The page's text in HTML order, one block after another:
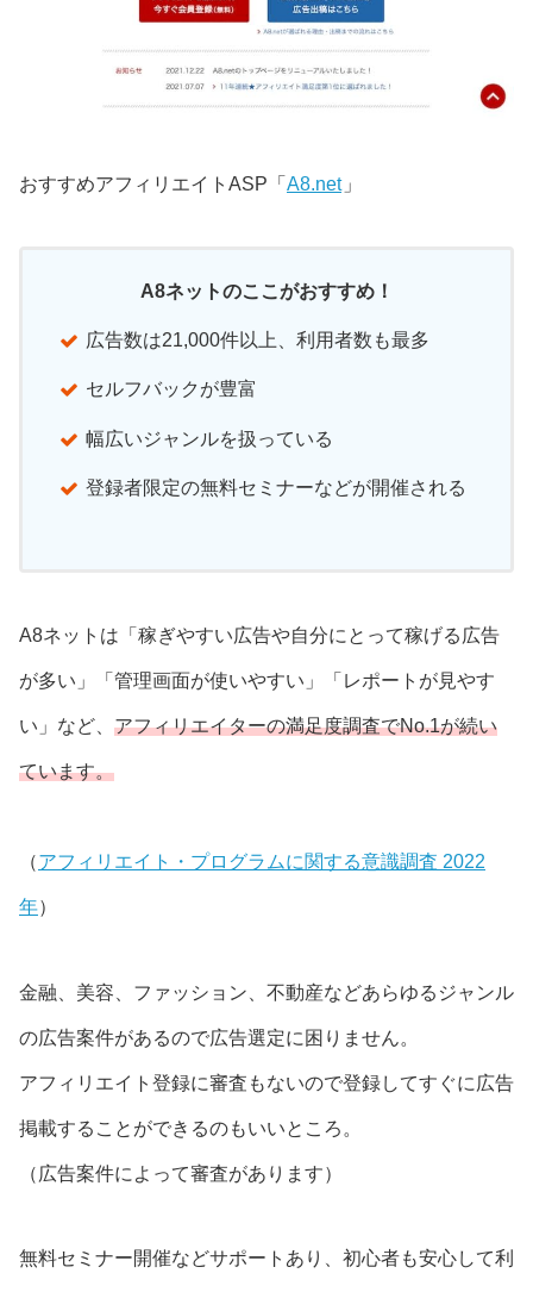
おすすめアフィリエイトASP「 A8.net 」
A8ネットのここがおすすめ！
広告数は21,000件以上、利用者数も最多
セルフバックが豊富
幅広いジャンルを扱っている
登録者限定の無料セミナーなどが開催される
A8ネットは「稼ぎやすい広告や自分にとって稼げる広告
が多い」「管理画面が使いやすい」「レポートが見やす
い」など、 アフィリエイターの満足度調査でNo.1が続い
ています。
（アフィリエイト・プログラムに関する意識調査 2022
年）
金融、美容、ファッション、不動産などあらゆるジャンル
の広告案件があるので広告選定に困りません。
アフィリエイト登録に審査もないので登録してすぐに広告
掲載することができるのもいいところ。
（広告案件によって審査があります）
無料セミナー開催などサポートあり、初心者も安心して利